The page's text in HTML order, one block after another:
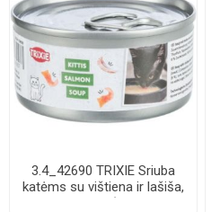
3.4_42690 TRIXIE Sriuba
katėms su vištiena ir lašiša,
80 g (...